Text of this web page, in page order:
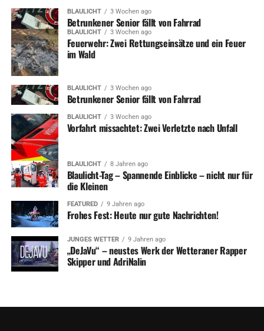
BLAULICHT 3 Wochen ago
Betrunkener Senior fällt von Fahrrad
BLAULICHT 3 Wochen ago
Feuerwehr: Zwei Rettungseinsätze und ein Feuer
im Wald
BLAULICHT 3 Wochen ago
Betrunkener Senior fällt von Fahrrad
BLAULICHT 3 Wochen ago
Vorfahrt missachtet: Zwei Verletzte nach Unfall
BLAULICHT 8 Jahren ago
Blaulicht-Tag – Spannende Einblicke – nicht nur für
die Kleinen
FEATURED 9 Jahren ago
Frohes Fest: Heute nur gute Nachrichten!
JUNGES WETTER 9 Jahren ago
„DeJaVu“ – neustes Werk der Wetteraner Rapper
Skipper und AdriNalin